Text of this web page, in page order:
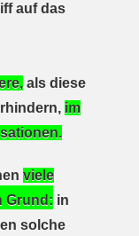
auf das
als diese
im
viele
Grund: in
solche
gegen
Stopp des
auf dem
und für